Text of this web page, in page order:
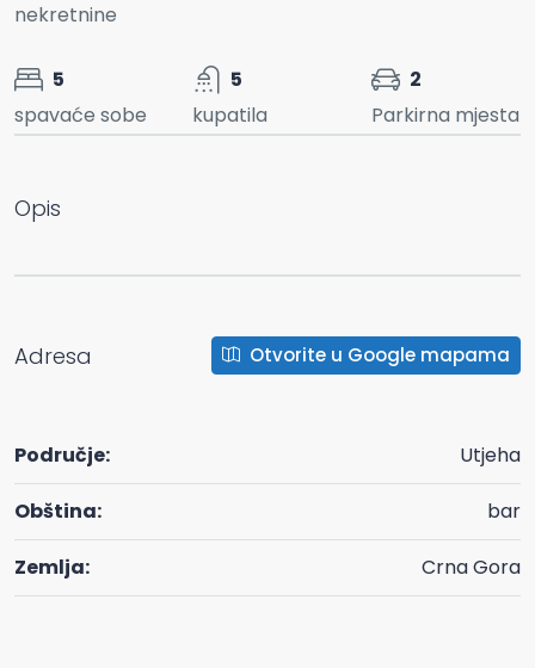
nekretnine
5
spavaće sobe
5
kupatila
2
Parkirna mjesta
Opis
Adresa Otvorite u Google mapama
Područje: Utjeha
Obština: bar
Zemlja: Crna Gora